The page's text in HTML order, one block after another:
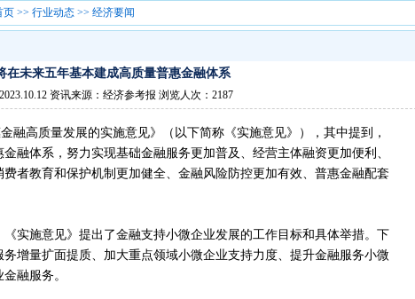
页 >> 行业动态 >> 经济要闻
在未来五年基本建成高质量普惠金融体系
资讯来源：经济参考报 浏览人次：2187
高质量发展的实施意见》（以下简称《实施意见》），其中提到，
融体系，努力实现基础金融服务更加普及、经营主体融资更加便利、
者教育和保护机制更加健全、金融风险防控更加有效、普惠金融配套
实施意见》提出了金融支持小微企业发展的工作目标和具体举措。下
增量扩面提质、加大重点领域小微企业支持力度、提升金融服务小微
融服务。